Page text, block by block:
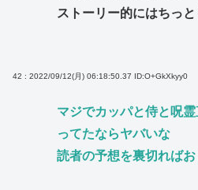
ストーリー的にはちっ
42 : 2022/09/12(月) 06:18:50.37 ID:O+GkXkyy0
マジでカッパと侍と呪
ってたならヤバいな
読者の予想を裏切れば